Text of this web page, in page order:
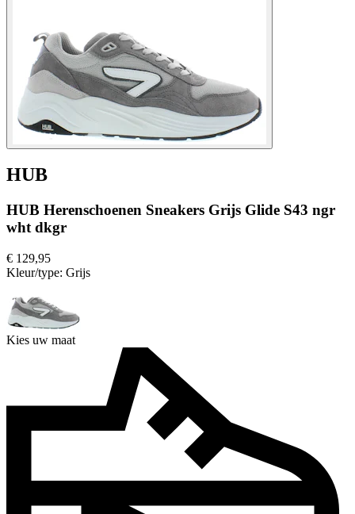
HUB
HUB Herenschoenen Sneakers Grijs Glide S43 ngr
wht dkgr
€ 129,95
Kleur/type: Grijs
Kies uw maat